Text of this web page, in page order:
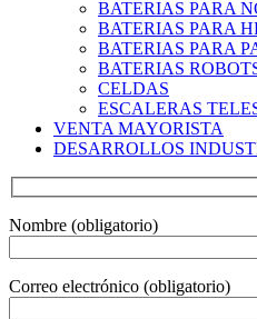
BATERIAS PARA
BATERIAS PARA
BATERIAS PARA
BATERIAS
CELDAS
ESCALERAS
VENTA MAYORISTA
DESARROLLOS
Nombre (obligatorio)
Correo electrónico (obligatorio)